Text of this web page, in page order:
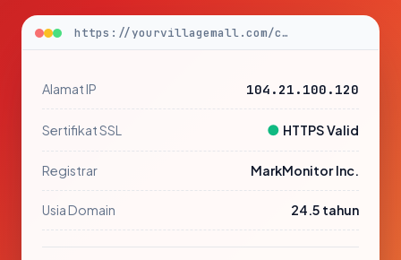
https://yourvillagemall.com/check
Alamat IP 104.21.100.120
Sertifikat SSL ● HTTPS Valid
Registrar MarkMonitor Inc.
Usia Domain 24.5 tahun